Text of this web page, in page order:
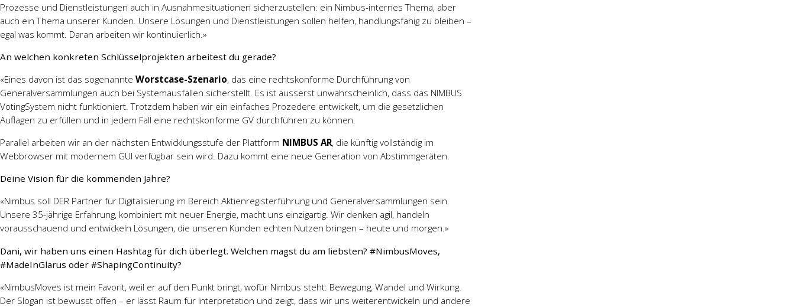
Prozesse und Dienstleistungen auch in Ausnahmesituationen sicherzustellen: ein Nimbus-internes Thema, aber
auch ein Thema unserer Kunden. Unsere Lösungen und Dienstleistungen sollen helfen, handlungsfähig zu bleiben –
egal was kommt. Daran arbeiten wir kontinuierlich.»
An welchen konkreten Schlüsselprojekten arbeitest du gerade?
«Eines davon ist das sogenannte Worstcase-Szenario, das eine rechtskonforme Durchführung von
Generalversammlungen auch bei Systemausfällen sicherstellt. Es ist äusserst unwahrscheinlich, dass das NIMBUS
VotingSystem nicht funktioniert. Trotzdem haben wir ein einfaches Prozedere entwickelt, um die gesetzlichen
Auflagen zu erfüllen und in jedem Fall eine rechtskonforme GV durchführen zu können.
Parallel arbeiten wir an der nächsten Entwicklungsstufe der Plattform NIMBUS AR, die künftig vollständig im
Webbrowser mit modernem GUI verfügbar sein wird. Dazu kommt eine neue Generation von Abstimmgeräten.
Deine Vision für die kommenden Jahre?
«Nimbus soll DER Partner für Digitalisierung im Bereich Aktienregisterführung und Generalversammlungen sein.
Unsere 35-jährige Erfahrung, kombiniert mit neuer Energie, macht uns einzigartig. Wir denken agil, handeln
vorausschauend und entwickeln Lösungen, die unseren Kunden echten Nutzen bringen – heute und morgen.»
Dani, wir haben uns einen Hashtag für dich überlegt. Welchen magst du am liebsten? #NimbusMoves,
#MadeInGlarus oder #ShapingContinuity?
«NimbusMoves ist mein Favorit, weil er auf den Punkt bringt, wofür Nimbus steht: Bewegung, Wandel und Wirkung.
Der Slogan ist bewusst offen – er lässt Raum für Interpretation und zeigt, dass wir uns weiterentwickeln und andere